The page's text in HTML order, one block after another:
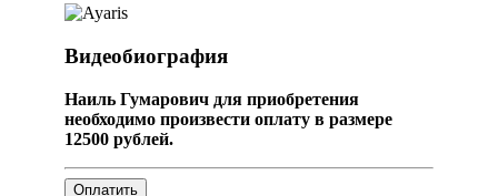
Видеобиография
Наиль Гумарович для приобретения
необходимо произвести оплату в размере
12500 рублей.